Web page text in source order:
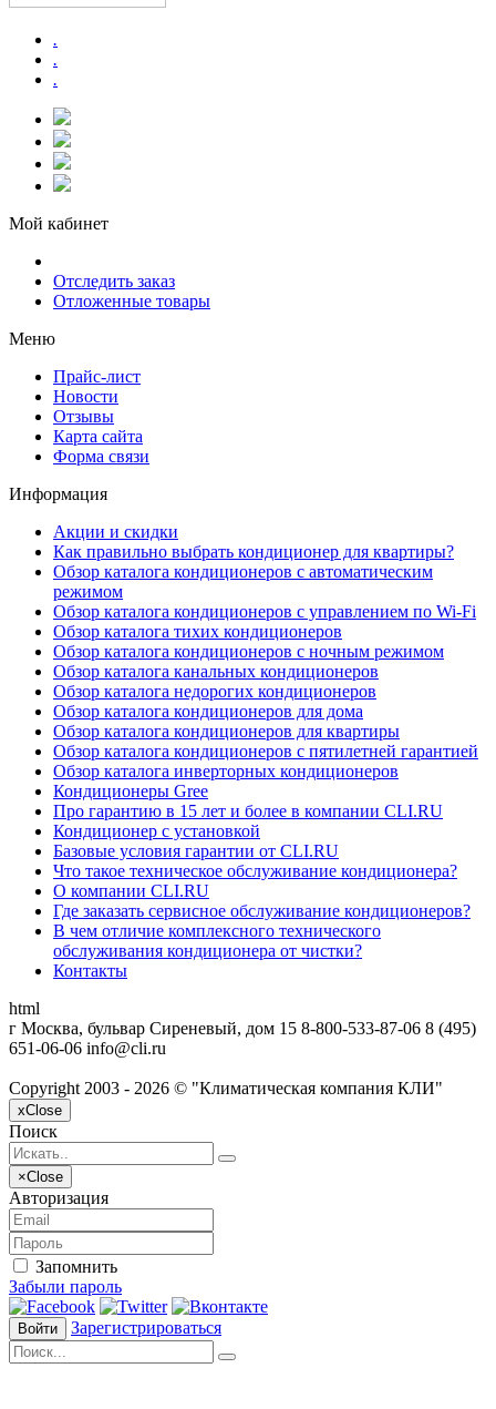
.
.
.
Мой кабинет
Отследить заказ
Отложенные товары
Меню
Прайс-лист
Новости
Отзывы
Карта сайта
Форма связи
Информация
Акции и скидки
Как правильно выбрать кондиционер для квартиры?
Обзор каталога кондиционеров с автоматическим
режимом
Обзор каталога кондиционеров с управлением по Wi-Fi
Обзор каталога тихих кондиционеров
Обзор каталога кондиционеров с ночным режимом
Обзор каталога канальных кондиционеров
Обзор каталога недорогих кондиционеров
Обзор каталога кондиционеров для дома
Обзор каталога кондиционеров для квартиры
Обзор каталога кондиционеров с пятилетней гарантией
Обзор каталога инверторных кондиционеров
Кондиционеры Gree
Про гарантию в 15 лет и более в компании CLI.RU
Кондиционер с установкой
Базовые условия гарантии от CLI.RU
Что такое техническое обслуживание кондиционера?
О компании CLI.RU
Где заказать сервисное обслуживание кондиционеров?
В чем отличие комплексного технического
обслуживания кондиционера от чистки?
Контакты
html
г Москва, бульвар Сиреневый, дом 15 8-800-533-87-06 8 (495)
651-06-06 info@cli.ru
Copyright 2003 - 2026 © "Климатическая компания КЛИ"
xClose
Поиск
×Close
Авторизация
Запомнить
Забыли пароль
Войти Зарегистрироваться